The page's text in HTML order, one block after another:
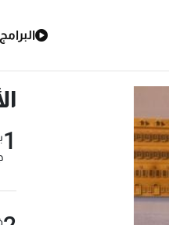
البرامج
1